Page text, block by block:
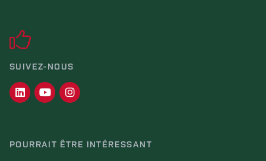
SUIVEZ-NOUS
POURRAIT ÊTRE INTÉRESSANT